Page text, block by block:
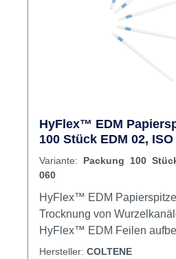
HyFlex™ EDM
100 Stück EDM 02, ISO
Variante: Packung 100
060
HyFlex™ EDM
Trocknung von
HyFlex™ EDM Feilen
Anfang der Spitze
Hersteller: COLTENE